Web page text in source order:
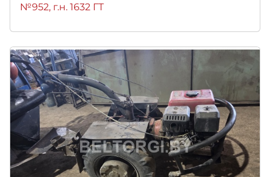
№952, г.н. 1632 ГТ